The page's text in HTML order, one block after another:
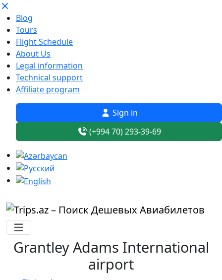
Blog
Tours
Flight Schedule
About Us
Legal information
Technical support
Affiliate program
Sign in
(+994 70) 293-39-69
Grantley Adams International
airport